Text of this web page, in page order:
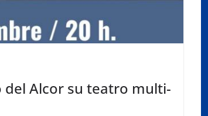
del Alcor su teatro multi-